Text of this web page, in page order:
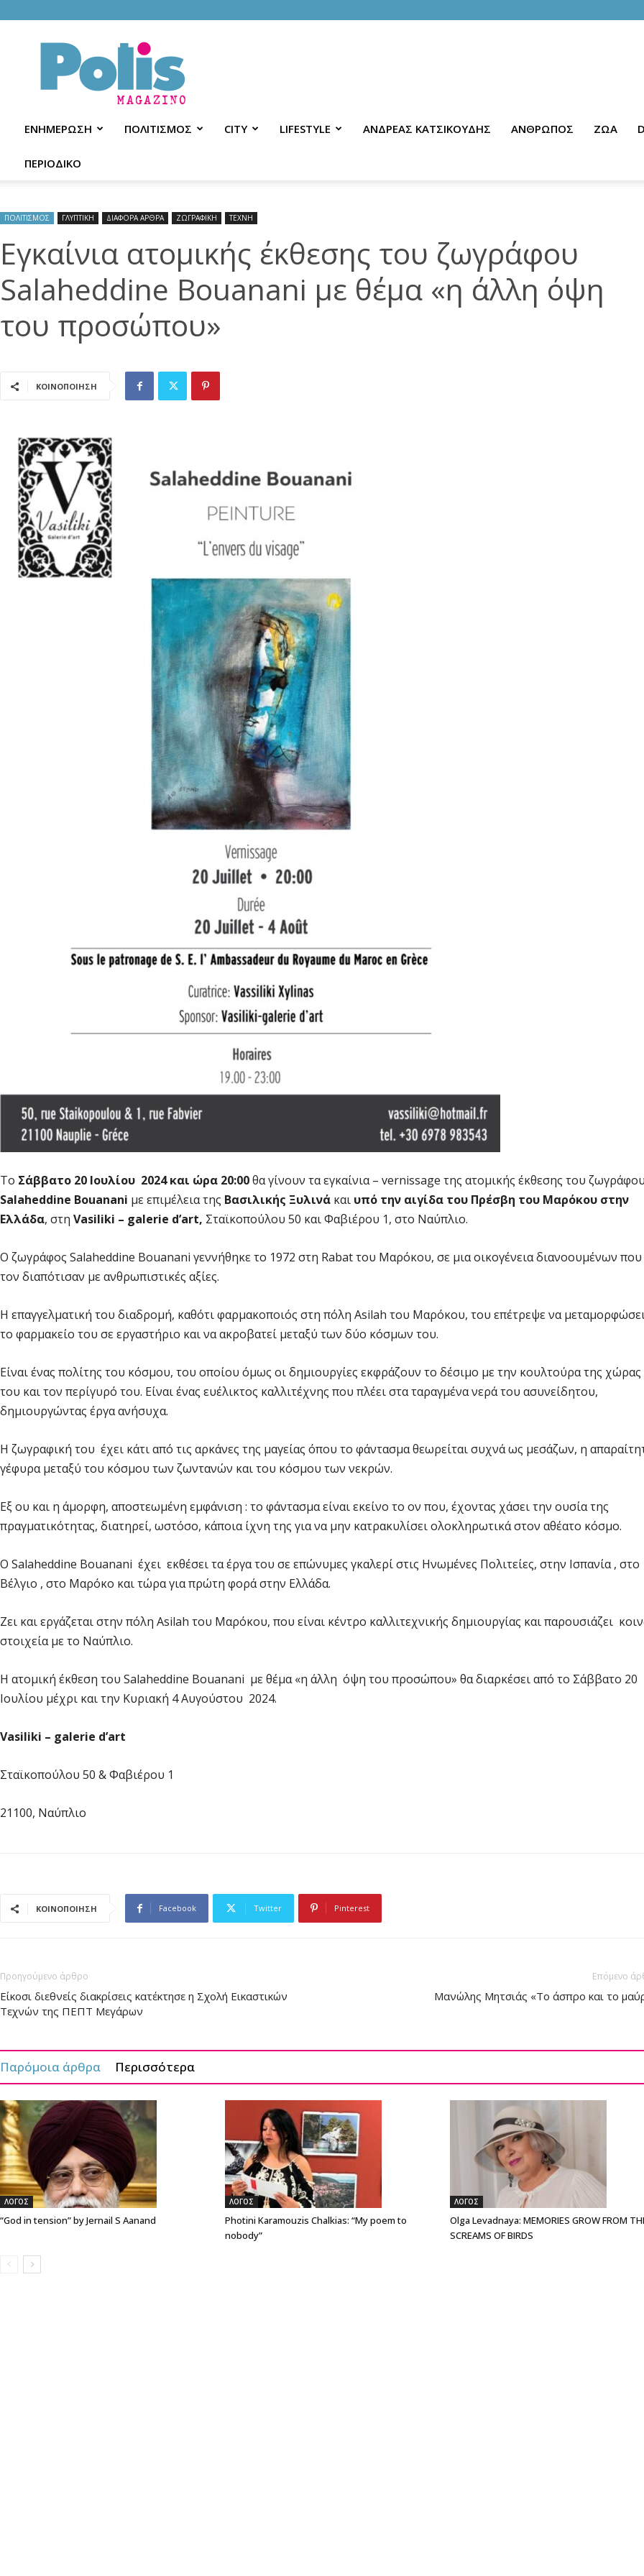
Polis
Magazino
ΕΝΗΜΕΡΩΣΗ ΠΟΛΙΤΙΣΜΟΣ CITY LIFESTYLE ΑΝΔΡΕΑΣ ΚΑΤΣΙΚΟΥΔΗΣ ΑΝΘΡΩΠΟΣ ΖΩΑ
ΠΕΡΙΟΔΙΚΟ
ΠΟΛΙΤΙΣΜΟΣ ΓΛΥΠΤΙΚΗ ΔΙΑΦΟΡΑ ΑΡΘΡΑ ΖΩΓΡΑΦΙΚΗ ΤΕΧΝΗ
Εγκαίνια ατομικής έκθεσης του ζωγράφου
Salaheddine Bouanani με θέμα «η άλλη όψη
του προσώπου»
ΚΟΙΝΟΠΟΙΗΣΗ
Το Σάββατο 20 Ιουλίου 2024 και ώρα 20:00θα γίνουν τα εγκαίνια – vernissage της ατομικής έκθεσης του
Salaheddine Bouanani με επιμέλεια της Βασιλικής Ξυλινά και υπό την αιγίδα του Πρέσβη του Μαρόκου στην
Ελλάδα, στη Vasiliki – galerie d’art, Σταϊκοπούλου 50 και Φαβιέρου 1, στο Ναύπλιο.
Ο ζωγράφος Salaheddine Bouanani γεννήθηκε το 1972 στη Rabat του Μαρόκου, σε μια οικογένεια διανοουμένων που
τον διαπότισαν με ανθρωπιστικές αξίες.
Η επαγγελματική του διαδρομή, καθότι φαρμακοποιός στη πόλη Asilah του Μαρόκου, του επέτρεψε να
το φαρμακείο του σε εργαστήριο και να ακροβατεί μεταξύ των δύο κόσμων του.
Είναι ένας πολίτης του κόσμου, του οποίου όμως οι δημιουργίες εκφράζουν το δέσιμο με την κουλτούρα της χώρας
του και τον περίγυρό του. Είναι ένας ευέλικτος καλλιτέχνης που πλέει στα ταραγμένα νερά του ασυνείδητου,
δημιουργώντας έργα ανήσυχα.
Η ζωγραφική του έχει κάτι από τις αρκάνες της μαγείας όπου το φάντασμα θεωρείται συχνά ως μεσάζων, η
γέφυρα μεταξύ του κόσμου των ζωντανών και του κόσμου των νεκρών.
Εξ ου και η άμορφη, αποστεωμένη εμφάνιση : το φάντασμα είναι εκείνο το ον που, έχοντας χάσει την ουσία της
πραγματικότητας, διατηρεί, ωστόσο, κάποια ίχνη της για να μην κατρακυλίσει ολοκληρωτικά στον αθέατο κόσμο.
Ο Salaheddine Bouanani έχει εκθέσει τα έργα του σε επώνυμες γκαλερί στις Ηνωμένες Πολιτείες, στην Ισπανία , στο
Βέλγιο , στο Μαρόκο και τώρα για πρώτη φορά στην Ελλάδα.
Ζει και εργάζεται στην πόλη Asilah του Μαρόκου, που είναι κέντρο καλλιτεχνικής δημιουργίας και παρουσιάζει
στοιχεία με το Ναύπλιο.
Η ατομική έκθεση του Salaheddine Bouanani με θέμα «η άλλη όψη του προσώπου» θα διαρκέσει από το Σάββατο 20
Ιουλίου μέχρι και την Κυριακή 4 Αυγούστου 2024.
Vasiliki – galerie d’art
Σταϊκοπούλου 50 & Φαβιέρου 1
21100, Ναύπλιο
ΚΟΙΝΟΠΟΙΗΣΗ Facebook Twitter Pinterest
Προηγούμενο άρθρο
Είκοσι διεθνείς διακρίσεις κατέκτησε η Σχολή Εικαστικών
Τεχνών της ΠΕΠΤ Μεγάρων
Επόμενο
Μανώλης Μητσιάς «Το άσπρο και το
Παρόμοια άρθρα Περισσότερα
ΛΟΓΟΣ
“God in tension” by Jernail S Aanand
ΛΟΓΟΣ
Photini Karamouzis Chalkias: “My poem to
nobody”
ΛΟΓΟΣ
Olga Levadnaya: MEMORIES GROW FROM
SCREAMS OF BIRDS